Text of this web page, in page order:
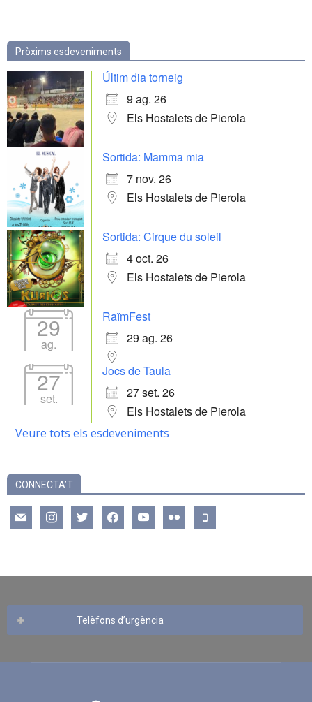
Pròxims esdeveniments
Últim dia torneig
9 ag. 26
Els Hostalets de Pierola
Sortida: Mamma mia
7 nov. 26
Els Hostalets de Pierola
Sortida: Cirque du soleil
4 oct. 26
Els Hostalets de Pierola
29
ag.
RaïmFest
29 ag. 26
27
set.
Jocs de Taula
27 set. 26
Els Hostalets de Pierola
Veure tots els esdeveniments
CONNECTA’T
mail instagramtwitter facebookyoutube flickr mobile
Telèfons d’urgència